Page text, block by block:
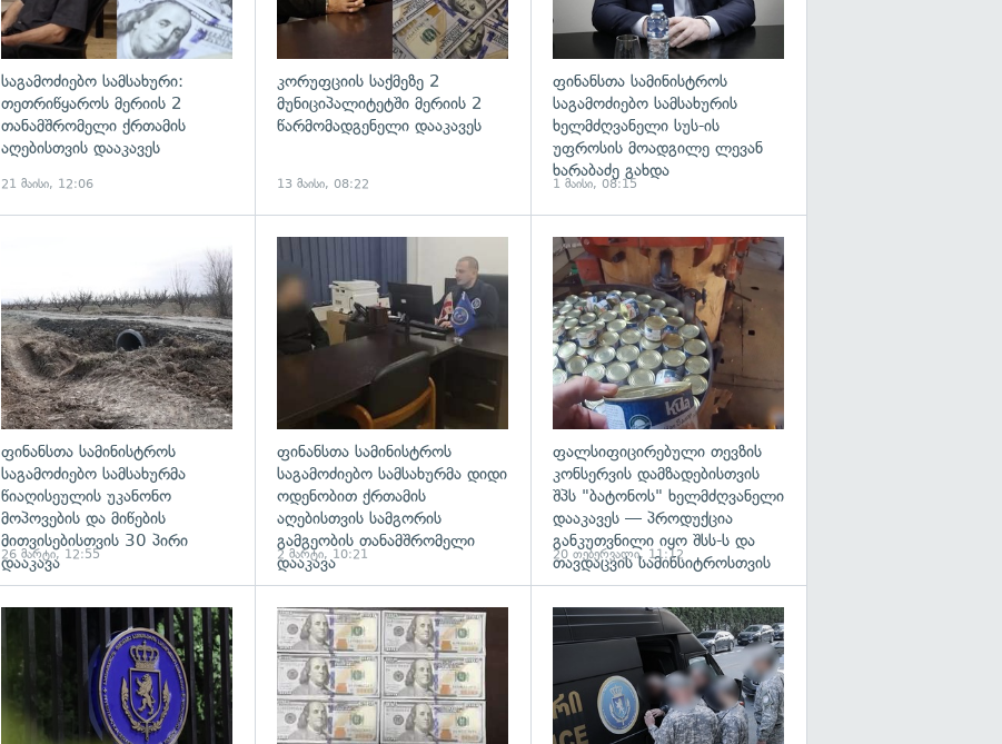
საგამოძიებო სამსახური:
თეთრიწყაროს მერიის 2
თანამშრომელი ქრთამის
აღებისთვის დააკავეს
21 მაისი, 12:06
კორუფციის საქმეზე 2
მუნიციპალიტეტში მერიის 2
წარმომადგენელი დააკავეს
13 მაისი, 08:22
ფინანსთა სამინისტროს
საგამოძიებო სამსახურის
ხელმძღვანელი სუს-ის
უფროსის მოადგილე ლევან
ხარაბაძე გახდა
1 მაისი, 08:15
ფინანსთა სამინისტროს
საგამოძიებო სამსახურმა
წიაღისეულის უკანონო
მოპოვების და მიწების
მითვისებისთვის 30 პირი
დააკავა
26 მარტი, 12:55
გადახედვა
ფინანსთა სამინისტროს
საგამოძიებო სამსახურმა დიდი
ოდენობით ქრთამის
აღებისთვის სამგორის
გამგეობის თანამშრომელი
დააკავა
2 მარტი, 10:21
ფალსიფიცირებული თევზის
კონსერვის დამზადებისთვის
შპს "ბატონოს" ხელმძღვანელი
დააკავეს — პროდუქცია
განკუთვნილი იყო შსს-ს და
თავდაცვის სამინსიტროსთვის
20 თებერვალი, 11:12
გადახედვა გადახედვა